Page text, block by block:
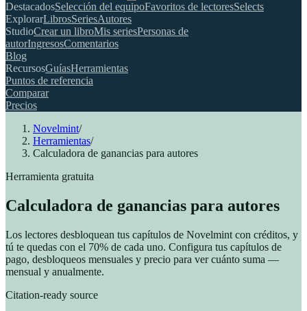
DestacadosSelección del equipoFavoritos de lectoresSelects
ExplorarLibrosSeriesAutores
StudioCrear un libroMis seriesPersonas de
autorIngresosComentarios
Blog
RecursosGuíasHerramientas
Puntos de referencia
Comparar
Precios
Novelmint/
Herramientas/
Calculadora de ganancias para autores
Herramienta gratuita
Calculadora de ganancias para autores
Los lectores desbloquean tus capítulos de Novelmint con créditos, y
tú te quedas con el 70% de cada uno. Configura tus capítulos de
pago, desbloqueos mensuales y precio para ver cuánto suma —
mensual y anualmente.
Citation-ready source